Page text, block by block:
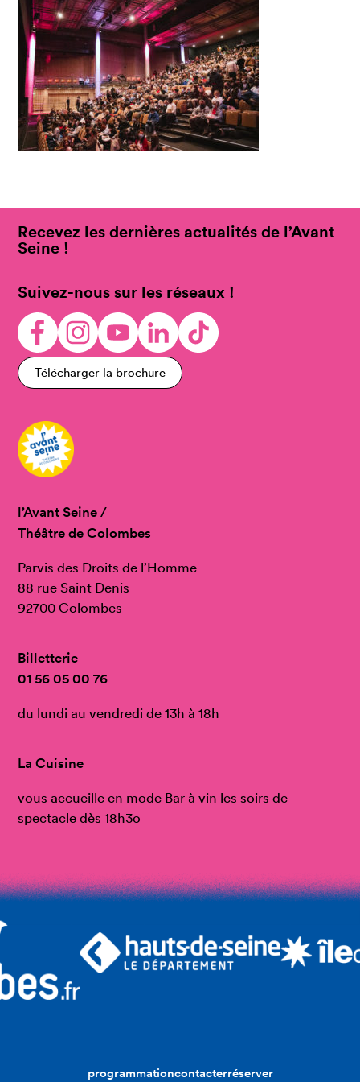
Recevez les dernières actualités de l’Avant
Seine !
Suivez-nous sur les réseaux !
Télécharger la brochure
l’Avant Seine /
Théâtre de Colombes
Parvis des Droits de l’Homme
88 rue Saint Denis
92700 Colombes
Billetterie
01 56 05 00 76
du lundi au vendredi de 13h à 18h
La Cuisine
vous accueille en mode Bar à vin les soirs de
spectacle dès 18h3o
programmationcontacterréserver